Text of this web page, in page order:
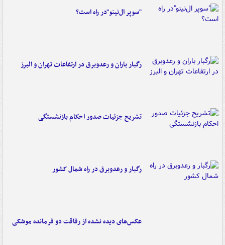
"سوپر ال‌نینو"در راه است؟
رگبار باران و رعدوبرق در ارتفاعات تهران و البرز
تشریح جزئیات صدور احکام بازنشستگی
رگبار و رعدوبرق در راه شمال کشور
عکس‌های دیده نشده از رفاقت دو فرمانده‌ موشکی